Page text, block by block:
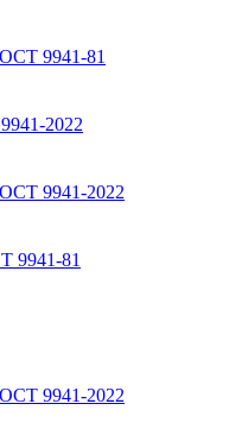
9941-81
2022
9941-2022
9941-81
9941-2022